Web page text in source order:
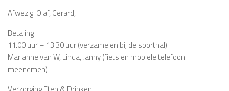
Afwezig: Olaf, Gerard,
Betaling
11.00 uur – 13:30 uur (verzamelen bij de sporthal)
Marianne van W, Linda, Janny (fiets en mobiele telefoon
meenemen)